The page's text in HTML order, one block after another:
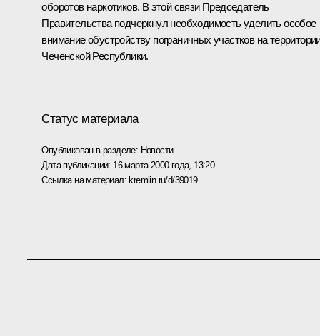
оборотов наркотиков. В этой связи Председатель
Правительства подчеркнул необходимость уделить особое
внимание обустройству пограничных участков на
Чеченской Республики.
Статус материала
Опубликован в разделе: Новости
Дата публикации: 16 марта 2000 года, 13:20
Ссылка на материал:kremlin.ru/d/39019